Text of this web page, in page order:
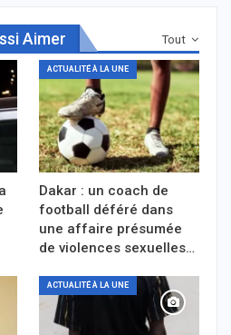
Tout
Aimer
ACTUALITÉ À LA UNE
Dakar : un coach de
football déféré dans
une affaire présumée
de violences sexuelles…
ACTUALITÉ À LA UNE